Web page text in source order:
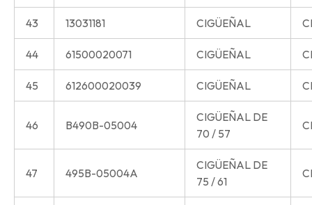
43 13031181 CIGÜEÑAL
44 61500020071 CIGÜEÑAL
45 612600020039 CIGÜEÑAL
46 B490B-05004
CIGÜEÑAL DE
70 / 57
47 495B-05004A
CIGÜEÑAL DE
75 / 61